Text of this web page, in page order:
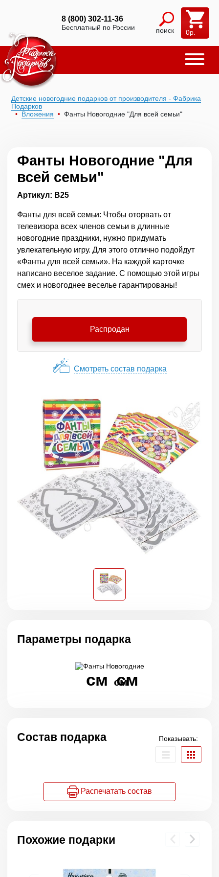
8 (800) 302-11-36
Бесплатный по России поиск 0р.
Детские новогодние подарков от производителя - Фабрика
Подарков
Вложения
Фанты Новогодние "Для всей семьи"
Фанты Новогодние "Для
всей семьи"
Артикул: В25
Фанты для всей семьи: Чтобы оторвать от
телевизора всех членов семьи в длинные
новогодние праздники, нужно придумать
увлекательную игру. Для этого отлично подойдут
«Фанты для всей семьи». На каждой карточке
написано веселое задание. С помощью этой игры
смех и новогоднее веселье гарантированы!
Распродан
Смотреть состав подарка
Параметры подарка
см см
см
Состав подарка Показывать:
Распечатать состав
Похожие подарки